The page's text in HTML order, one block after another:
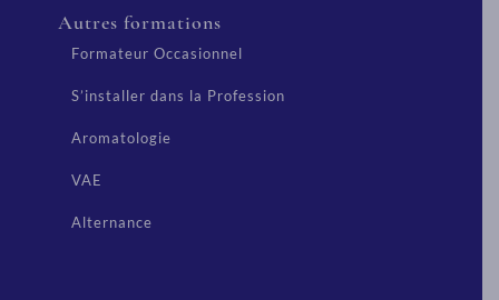
Autres formations
Formateur Occasionnel
S’installer dans la Profession
Aromatologie
VAE
Alternance